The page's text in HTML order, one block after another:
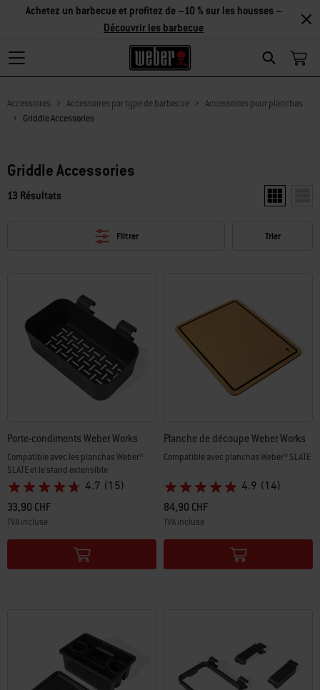
Search
Achetez un barbecue et profitez de –10 % sur les housses –
Découvrir les barbecue
Accessoires Accessoires par type de barbecue
Accessoires pour planchas
Griddle Accessories
Griddle Accessories
13 Résultats Afficher
Filtrer Trier
Porte-condiments Weber Works
Compatible avec les planchas Weber®
SLATE et le stand extensible
4.7 (15)
33,90 CHF
TVA incluse
Color Options
Planche de découpe Weber Works
Compatible avec planchas Weber® SLATE
4.9 (14)
84,90 CHF
TVA incluse
Color Options